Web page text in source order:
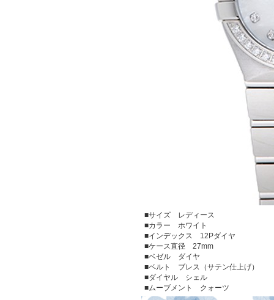
■サイズ レディース
■カラー ホワイト
■インデックス 12Pダイヤ
■ケース直径 27mm
■ベゼル ダイヤ
■ベルト ブレス（サテン仕上げ）
■ダイヤル シェル
■ムーブメント クォーツ